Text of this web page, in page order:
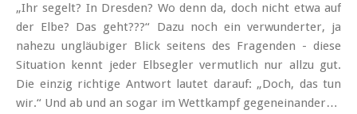
„Ihr segelt? In Dresden? Wo denn da, doch nicht etwa auf
der Elbe? Das geht???“ Dazu noch ein ver­wunder­ter, ja
nahezu un­gläu­biger Blick seitens des Fragen­den - diese
Situation kennt jeder Elb­segler vermut­lich nur allzu gut.
Die einzig richtige Antwort lautet darauf: „Doch, das tun
wir.“ Und ab und an sogar im Wett­kampf gegen­ein­ander…